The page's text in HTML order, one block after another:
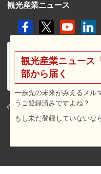
観光産業ニュース
© 2026 travel voice.
観光産業ニュース
部から届く
一歩先の未来がみえるメル
うご登録済みですよね？
もし未だ登録していないな